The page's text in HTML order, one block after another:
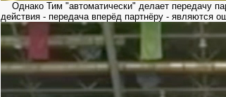
Однако Тим "автоматически" делает передачу
действия - передача вперёд партнёру - являются